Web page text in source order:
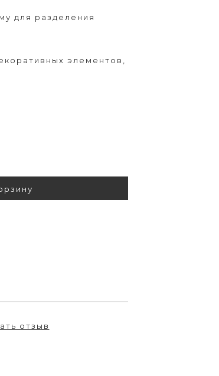
для разделения
элементов,
отзыв